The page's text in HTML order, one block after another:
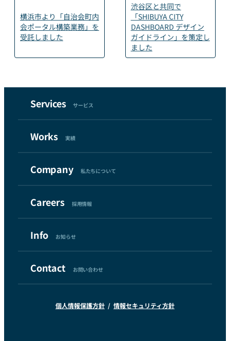
横浜市より「自治会町内
会ポータル構築業務」を
受託しました
渋谷区と共同で
「SHIBUYA CITY
DASHBOARD デザイン
ガイドライン」を策定し
ました
Services サービス
Works 実績
Company 私たちについて
Careers 採用情報
Info お知らせ
Contact お問い合わせ
個人情報保護方針 情報セキュリティ方針